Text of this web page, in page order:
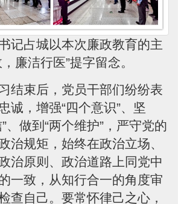
记占城以本次廉政教育的主
廉洁行医”提字留念。
结束后，党员干部们纷纷表
诚，增强“四个意识”、坚
、做到“两个维护”，严守党的
治规矩，始终在政治立场、
治原则、政治道路上同党中
一致，从知行合一的角度审
查自己。要常怀律己之心，